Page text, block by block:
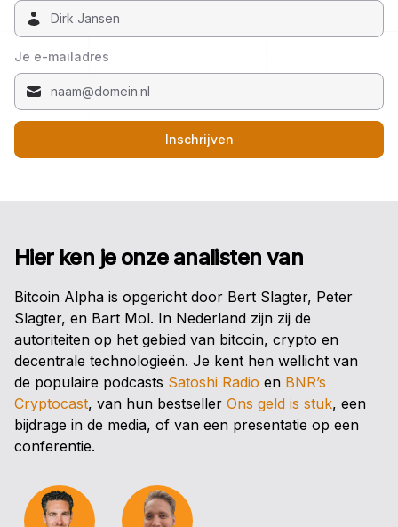
Je e-mailadres
Inschrijven
Hier ken je onze analisten van
Bitcoin Alpha is opgericht door Bert Slagter, Peter
Slagter, en Bart Mol. In Nederland zijn zij de
autoriteiten op het gebied van bitcoin, crypto en
decentrale technologieën. Je kent hen wellicht van
de populaire podcasts Satoshi Radio en BNR’s
Cryptocast, van hun bestseller Ons geld is stuk, een
bijdrage in de media, of van een presentatie op een
conferentie.